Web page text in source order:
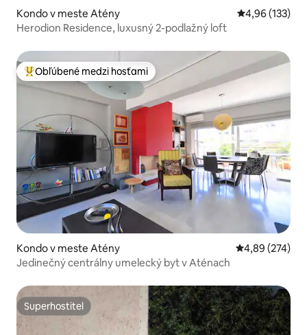
Kondo v meste Atény Priemerné
4,96 (133)
Herodion Residence, luxusný 2-podlažný loft
Najobľúbenejšie medzi hosťami
Obľúbené medzi hosťami
Kondo v meste Atény Priemerné
4,89 (274)
Jedinečný centrálny umelecký byt v Aténach
Superhostiteľ
Superhostiteľ